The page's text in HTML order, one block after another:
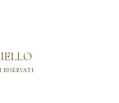
riservati